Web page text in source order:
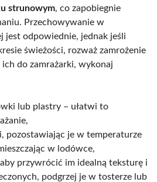
strunowym, co zapobiegnie
Przechowywanie w
jest odpowiednie, jednak jeśli
świeżości, rozważ zamrożenie
ich do zamrażarki, wykonaj
lub plastry – ułatwi to
pozostawiając je w temperaturze
w lodówce,
przywrócić im idealną teksturę i
podgrzej je w tosterze lub